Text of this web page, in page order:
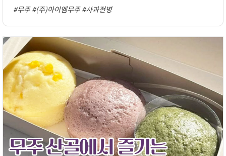
#무주 #(주)아이엠무주 #사과전병